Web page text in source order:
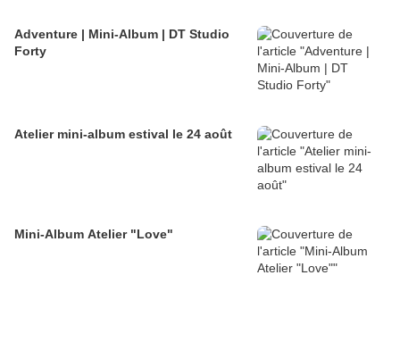
Adventure | Mini-Album | DT Studio
Forty
Atelier mini-album estival le 24 août
Mini-Album Atelier "Love"